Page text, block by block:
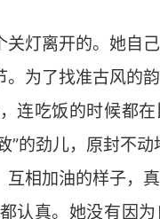
灯离开的。她自
为了找准古风的
连吃饭的时候都
的劲儿，原封不动
相加油的样子，
认真。她没有因